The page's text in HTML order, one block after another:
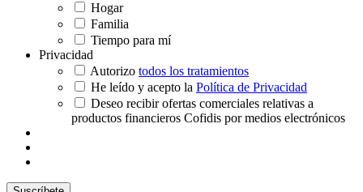
Hogar
Familia
Tiempo para mí
Privacidad
Autorizo todos los tratamientos
He leído y acepto la Política de Privacidad
Deseo recibir ofertas comerciales relativas a
productos financieros Cofidis por medios electrónicos